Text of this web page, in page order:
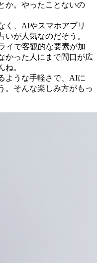
か。やったことないの
く、AIやスマホアプリ
いが人気なのだそう。
イで客観的な要素が加
かった人にまで間口が広
ね。
ような手軽さで、AIに
。そんな楽しみ方がもっ